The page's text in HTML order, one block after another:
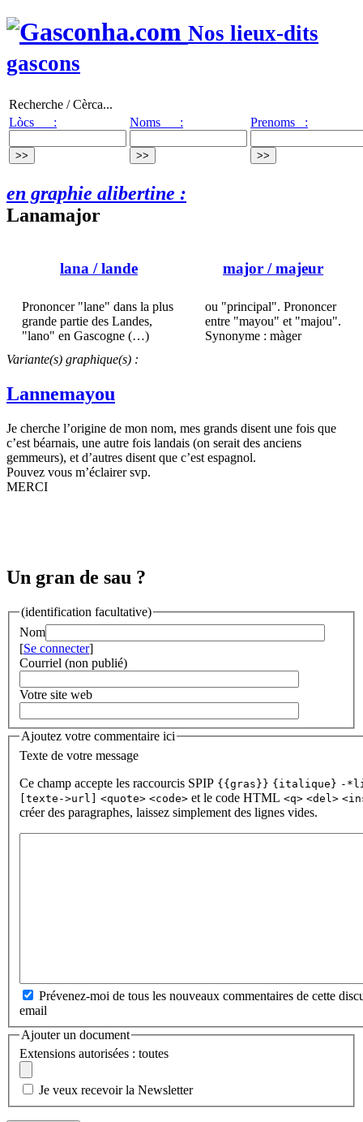
Nos lieux-dits
gascons
Recherche / Cèrca...
Lòcs :
Noms : Prenoms :
en graphie alibertine :
Lanamajor
lana / lande
Prononcer "lane" dans la plus
grande partie des Landes,
"lano" en Gascogne (…)
major / majeur
ou "principal". Prononcer
entre "mayou" et "majou".
Synonyme : màger
Variante(s) graphique(s) :
Lannemayou
Je cherche l’origine de mon nom, mes grands disent une fois que
c’est béarnais, une autre fois landais (on serait des anciens
gemmeurs), et d’autres disent que c’est espagnol.
Pouvez vous m’éclairer svp.
MERCI
Un gran de sau ?
(identification facultative)
Nom
[Se connecter]
Courriel (non publié)
Votre site web
Ajoutez votre commentaire ici
Texte de votre message
Ce champ accepte les raccourcis SPIP {{gras}} {italique} -
[texte->url] <quote> <code> et le code HTML <q> <del>
créer des paragraphes, laissez simplement des lignes vides.
Prévenez-moi de tous les nouveaux commentaires de cette
email
Ajouter un document
Extensions autorisées : toutes
Je veux recevoir la Newsletter